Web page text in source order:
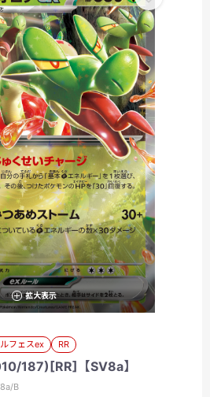
拡大表示
フェスex RR
187)[RR]【SV8a】
B